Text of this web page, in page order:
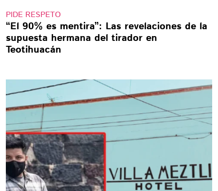
PIDE RESPETO
“El 90% es mentira”: Las revelaciones de la
supuesta hermana del tirador en
Teotihuacán